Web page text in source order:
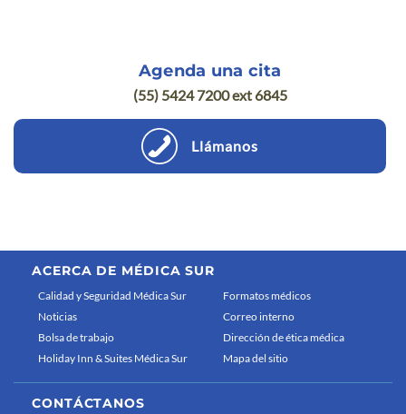
Agenda una cita
(55) 5424 7200 ext 6845
Llámanos
ACERCA DE MÉDICA SUR
Calidad y Seguridad Médica Sur
Noticias
Bolsa de trabajo
Holiday Inn & Suites Médica Sur
Formatos médicos
Correo interno
Dirección de ética médica
Mapa del sitio
CONTÁCTANOS